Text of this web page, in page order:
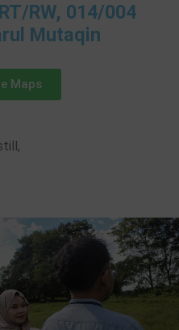
RW, 014/004
Mutaqin
Maps